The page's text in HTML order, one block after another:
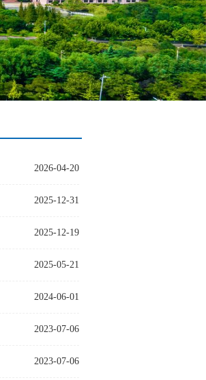
2026-04-20
2025-12-31
2025-12-19
2025-05-21
2024-06-01
2023-07-06
2023-07-06